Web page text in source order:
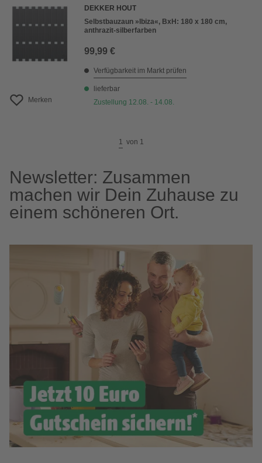
Merken
DEKKER HOUT
Selbstbauzaun »Ibiza«, BxH: 180 x 180 cm,
anthrazit-silberfarben
99,99 €
Verfügbarkeit im Markt prüfen
lieferbar
Zustellung 12.08. - 14.08.
1 von 1
Newsletter: Zusammen
machen wir Dein Zuhause zu
einem schöneren Ort.